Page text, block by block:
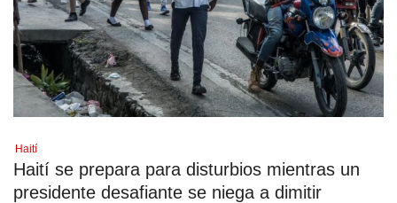
Haití
Haití se prepara para disturbios mientras un
presidente desafiante se niega a dimitir